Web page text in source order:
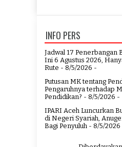
INFO PERS
Jadwal 17 Penerbangan
Ini 6 Agustus 2026,
Rute - 8/5/2026 -
Putusan MK tentang
Pengaruhnya terhadap
Pendidikan? - 8/5/2026 -
IPARI Aceh Luncurkan
di Negeri Syariah,
Bagi Penyuluh - 8/5/2026